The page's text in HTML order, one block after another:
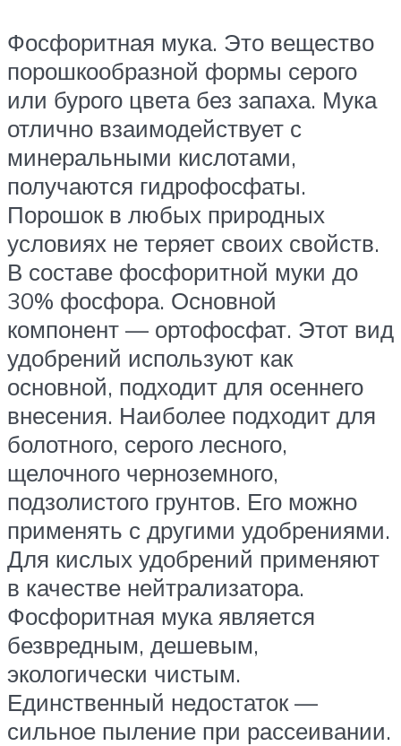
Фосфоритная мука. Это вещество
порошкообразной формы серого
или бурого цвета без запаха. Мука
отлично взаимодействует с
минеральными кислотами,
получаются гидрофосфаты.
Порошок в любых природных
условиях не теряет своих свойств.
В составе фосфоритной муки до
30% фосфора. Основной
компонент — ортофосфат. Этот вид
удобрений используют как
основной, подходит для осеннего
внесения. Наиболее подходит для
болотного, серого лесного,
щелочного черноземного,
подзолистого грунтов. Его можно
применять с другими удобрениями.
Для кислых удобрений применяют
в качестве нейтрализатора.
Фосфоритная мука является
безвредным, дешевым,
экологически чистым.
Единственный недостаток —
сильное пыление при рассеивании.